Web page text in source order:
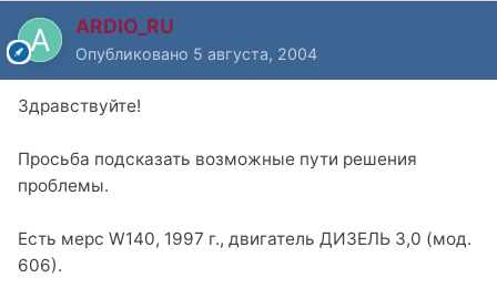
ARDIO_RU
Опубликовано 5 августа, 2004
Здравствуйте!
Просьба подсказать возможные пути решения
проблемы.
Есть мерс W140, 1997 г., двигатель ДИЗЕЛЬ 3,0 (мод.
606).